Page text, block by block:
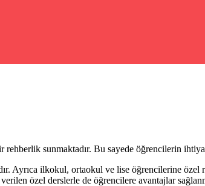
sunmaktadır. Bu sayede öğrencilerin
Ayrıca ilkokul, ortaokul ve lise öğrencilerine
özel derslerle de öğrencilere avantajlar